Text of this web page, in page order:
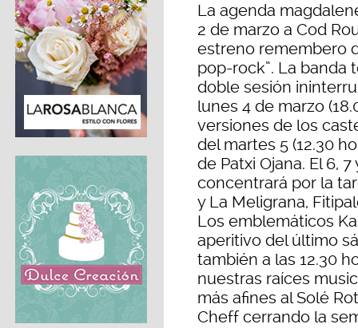
La agenda
2 de marzo a Cod
estreno remembero
pop-rock”. La banda
doble sesión
lunes 4 de marzo
versiones de los
del martes 5 (12.30
de Patxi Ojana. El 6,
concentrará por la
y La Meligrana,
Los emblemáticos
aperitivo del último
también a las 12.30
nuestras raíces
más afines al Solé
Cheff cerrando la